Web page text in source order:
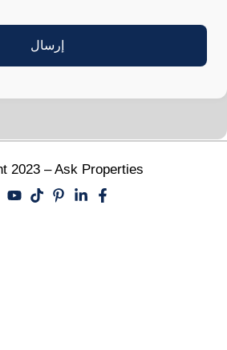
2023 – Ask Properties